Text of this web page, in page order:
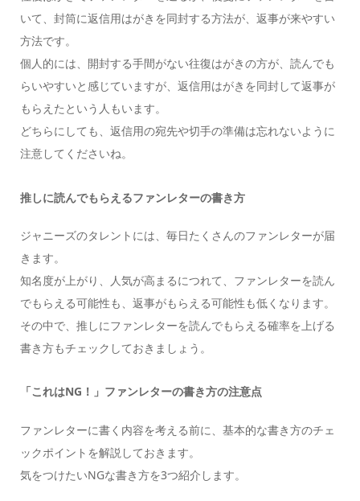
いて、封筒に返信用はがきを同封する方法が、返事が来やすい
方法です。
個人的には、開封する手間がない往復はがきの方が、読んでも
らいやすいと感じていますが、返信用はがきを同封して返事が
もらえたという人もいます。
どちらにしても、返信用の宛先や切手の準備は忘れないように
注意してくださいね。
推しに読んでもらえるファンレターの書き方
ジャニーズのタレントには、毎日たくさんのファンレターが届
きます。
知名度が上がり、人気が高まるにつれて、ファンレターを読ん
でもらえる可能性も、返事がもらえる可能性も低くなります。
その中で、推しにファンレターを読んでもらえる確率を上げる
書き方もチェックしておきましょう。
「これはNG！」ファンレターの書き方の注意点
ファンレターに書く内容を考える前に、基本的な書き方のチェ
ックポイントを解説しておきます。
気をつけたいNGな書き方を3つ紹介します。